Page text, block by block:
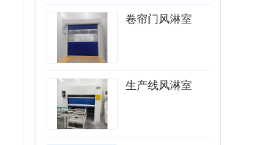
卷帘门风淋室
生产线风淋室